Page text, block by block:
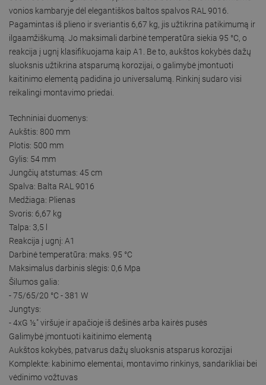
vonios kambaryje dėl elegantiškos baltos spalvos RAL 9016.
Pagamintas iš plieno ir sveriantis 6,67 kg, jis užtikrina patikimumą ir
ilgaamžiškumą. Jo maksimali darbinė temperatūra siekia 95 °C, o
reakcija į ugnį klasifikuojama kaip A1. Be to, aukštos kokybės dažų
sluoksnis užtikrina atsparumą korozijai, o galimybė įmontuoti
kaitinimo elementą padidina jo universalumą. Rinkinį sudaro visi
reikalingi montavimo priedai.
Techniniai duomenys:
Aukštis: 800 mm
Plotis: 500 mm
Gylis: 54 mm
Jungčių atstumas: 45 cm
Spalva: Balta RAL 9016
Medžiaga: Plienas
Svoris: 6,67 kg
Talpa: 3,5 l
Reakcija į ugnį: A1
Darbinė temperatūra: maks. 95 °C
Maksimalus darbinis slėgis: 0,6 Mpa
Šilumos galia:
- 75/65/20 °C - 381 W
Jungtys:
- 4xG ½″ viršuje ir apačioje iš dešinės arba kairės pusės
Galimybė įmontuoti kaitinimo elementą
Aukštos kokybės, patvarus dažų sluoksnis atsparus korozijai
Komplekte: kabinimo elementai, montavimo rinkinys, sandarikliai bei
vėdinimo vožtuvas